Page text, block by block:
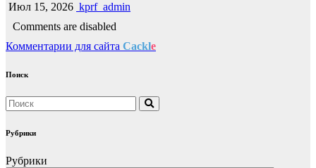
Июл 15, 2026 kprf_admin
Comments are disabled
Комментарии для сайта Cackle
Поиск
Рубрики
Рубрики